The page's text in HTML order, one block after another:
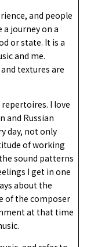
and people
journey on a
or state. It is a
and me.
textures are
I love
and Russian
day, not only
of working
sound patterns
I get in one
about the
of the composer
at that time